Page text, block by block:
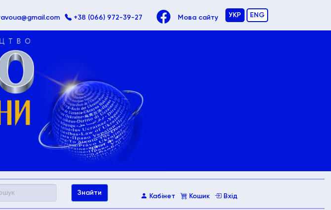
+38 (066) 972-39-27 Мова сайту УКР ENG
Кабінет Кошик Вхід